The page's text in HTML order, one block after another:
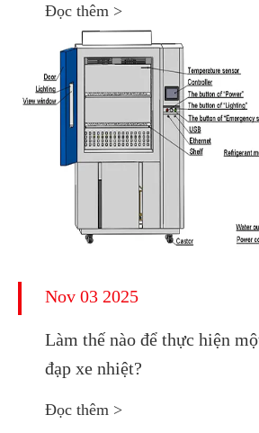
Đọc thêm >
Nov 03 2025
Làm thế nào để thực hiện
đạp xe nhiệt?
Đọc thêm >